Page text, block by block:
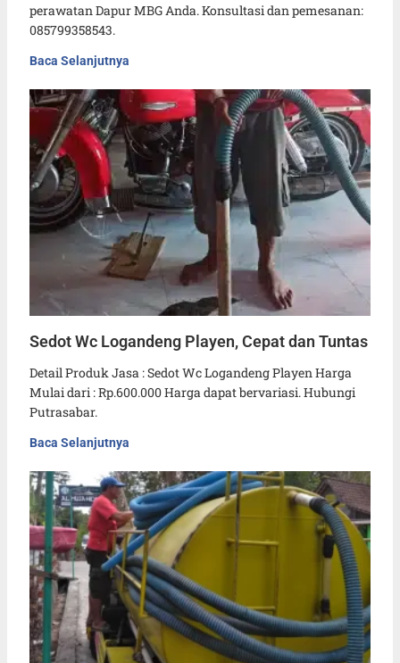
perawatan Dapur MBG Anda. Konsultasi dan pemesanan:
085799358543.
Baca Selanjutnya
Sedot Wc Logandeng Playen, Cepat dan Tuntas
Detail Produk Jasa : Sedot Wc Logandeng Playen Harga
Mulai dari : Rp.600.000 Harga dapat bervariasi. Hubungi
Putrasabar.
Baca Selanjutnya